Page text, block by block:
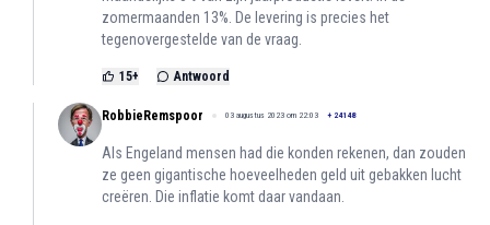
zomermaanden 13%. De levering is precies het
tegenovergestelde van de vraag.
15+ Antwoord
RobbieRemspoor 03 augustus 2023 om 22:03 + 24148
Als Engeland mensen had die konden rekenen, dan zouden
ze geen gigantische hoeveelheden geld uit gebakken lucht
creëren. Die inflatie komt daar vandaan.